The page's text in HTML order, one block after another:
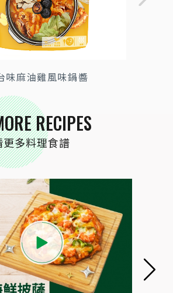
味麻油雞風味鍋醬
RECIPES
更多料理食譜